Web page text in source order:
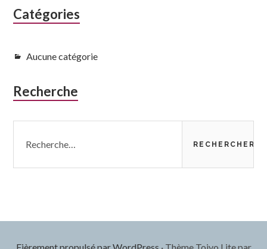
Catégories
Aucune catégorie
Recherche